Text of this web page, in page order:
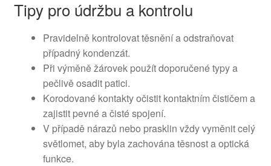
Tipy pro údržbu a kontrolu
Pravidelně kontrolovat těsnění a odstraňovat
případný kondenzát.
Při výměně žárovek použít doporučené typy a
pečlivě osadit patici.
Korodované kontakty očistit kontaktním čističem a
zajistit pevné a čisté spojení.
V případě nárazů nebo prasklin vždy vyměnit celý
světlomet, aby byla zachována těsnost a optická
funkce.